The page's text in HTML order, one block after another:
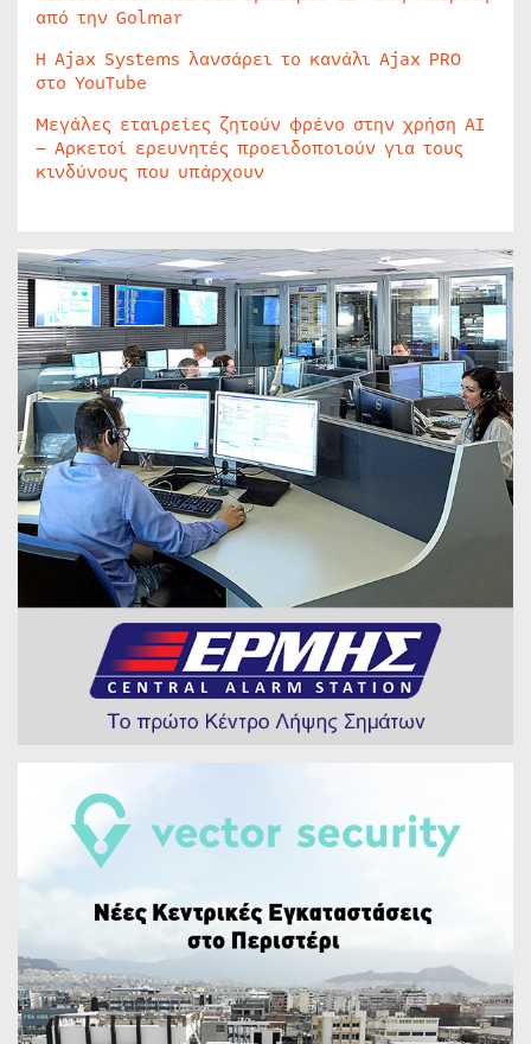
από την Golmar
Η Ajax Systems λανσάρει το κανάλι Ajax PRO
στο YouTube
Μεγάλες εταιρείες ζητούν φρένο στην χρήση AI
– Αρκετοί ερευνητές προειδοποιούν για τους
κινδύνους που υπάρχουν